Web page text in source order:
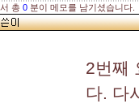
총 0 분이 메모를 남기셨습니다.
2번째
다. 다